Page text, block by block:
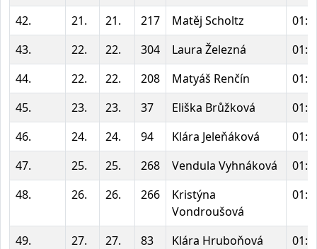
42. 21. 21. 217 Matěj Scholtz
43.
22. 22. 304 Laura Železná
44.
22. 22. 208 Matyáš Renčín
45.
23. 23. 37 Eliška Brůžková
46.
24. 24. 94 Klára Jeleňáková
47.
25. 25. 268 Vendula Vyhnáková
48.
26. 26. 266
Kristýna
Vondroušová
49. 27. 27. 83 Klára Hruboňová